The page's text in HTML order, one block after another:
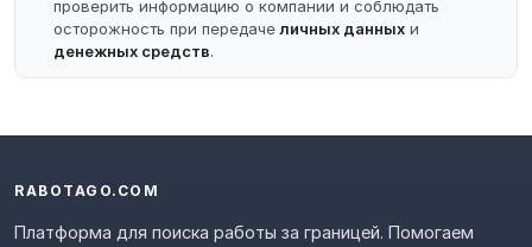
проверить информацию о компании и соблюдать
осторожность при передачеличных данных и
денежных средств.
RABOTAGO.COM
Платформа для поиска работы за границей. Помогаем